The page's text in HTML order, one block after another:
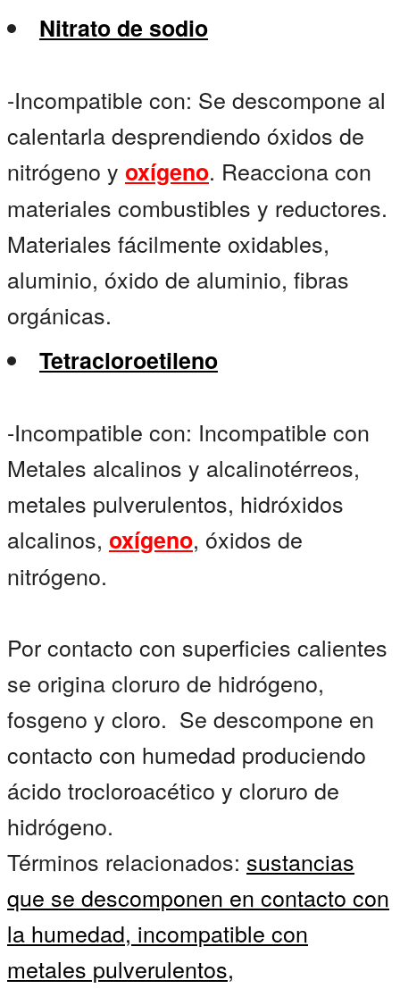
Nitrato de sodio
-Incompatible con: Se descompone al
calentarla desprendiendo óxidos de
nitrógeno y oxígeno. Reacciona con
materiales combustibles y reductores.
Materiales fácilmente oxidables,
aluminio, óxido de aluminio, fibras
orgánicas.
Tetracloroetileno
-Incompatible con: Incompatible con
Metales alcalinos y alcalinotérreos,
metales pulverulentos, hidróxidos
alcalinos, oxígeno, óxidos de
nitrógeno.
Por contacto con superficies calientes
se origina cloruro de hidrógeno,
fosgeno y cloro. Se descompone en
contacto con humedad produciendo
ácido trocloroacético y cloruro de
hidrógeno.
Términos relacionados: sustancias
que se descomponen en contacto con
la humedad, incompatible con
metales pulverulentos,